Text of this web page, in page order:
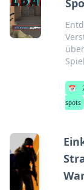
📅
spots